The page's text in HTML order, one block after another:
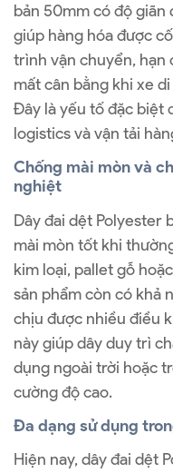
bản 50mm có độ giãn
giúp hàng hóa được
trình vận chuyển, hạn
mất cân bằng khi xe
Đây là yếu tố đặc biệt
logistics và vận tải
Chống mài mòn và
nghiệt
Dây đai dệt Polyester
mài mòn tốt khi
kim loại, pallet gỗ
sản phẩm còn có khả
chịu được nhiều điều
này giúp dây duy trì
dụng ngoài trời hoặc
cường độ cao.
Đa dạng sử dụng
Hiện nay, dây đai dệt